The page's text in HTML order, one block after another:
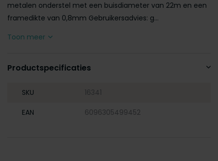
metalen onderstel met een buisdiameter van 22m en een
framedikte van 0,8mm Gebruikersadvies: g...
Toon meer
Productspecificaties
SKU 16341
EAN 6096305499452